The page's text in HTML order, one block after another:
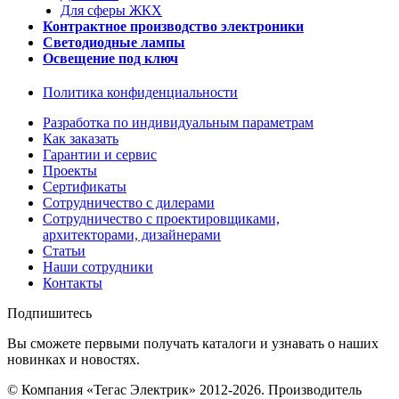
Для сферы ЖКХ
Контрактное производство электроники
Светодиодные лампы
Освещение под ключ
Политика конфиденциальности
Разработка по индивидуальным параметрам
Как заказать
Гарантии и сервис
Проекты
Сертификаты
Сотрудничество с дилерами
Сотрудничество с проектировщиками,
архитекторами, дизайнерами
Статьи
Наши сотрудники
Контакты
Подпишитесь
Вы сможете первыми получать каталоги и узнавать о наших
новинках и новостях.
© Компания «Тегас Электрик» 2012-2026. Производитель